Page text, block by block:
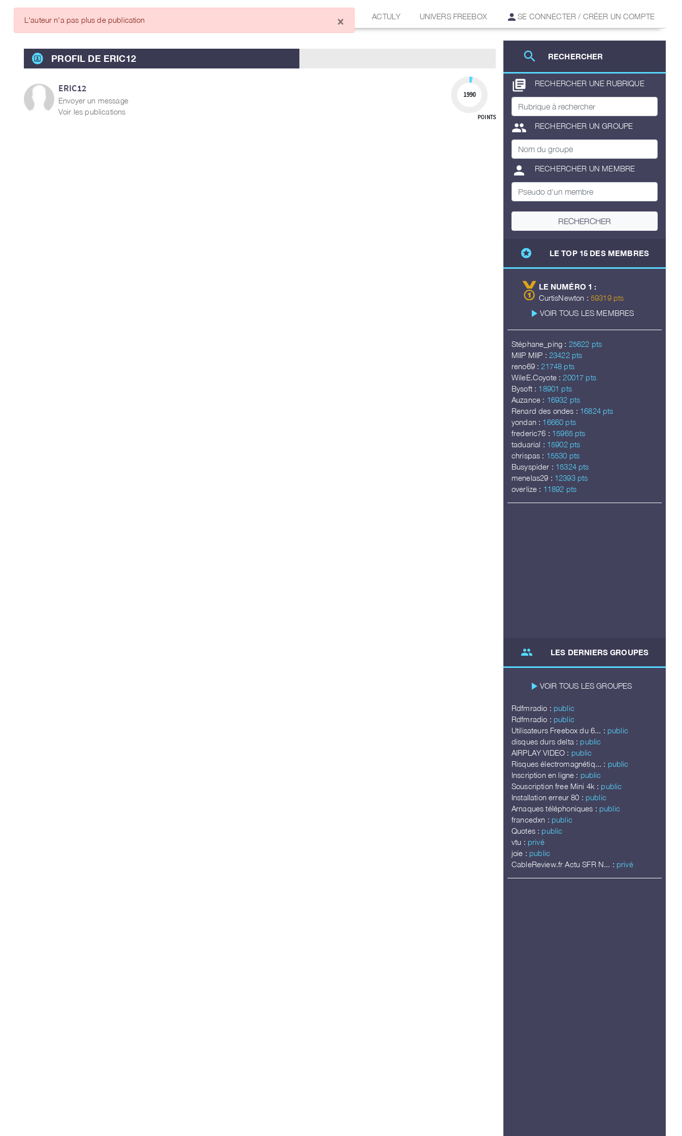
ARTICLES DES MEMBRES ACTULY UNIVERS FREEBOX SE CONNECTER / CRÉER UN COMPTE
search RECHERCHER
library_books RECHERCHER UNE RUBRIQUE
group RECHERCHER UN GROUPE
person RECHERCHER UN MEMBRE
RECHERCHER
stars LE TOP 15 DES MEMBRES
LE NUMÉRO 1 :
CurtisNewton : 59319 pts
play_arrow VOIR TOUS LES MEMBRES
Stéphane_ping : 25622 pts
MIIP MIIP : 23422 pts
reno69 : 21748 pts
WileE.Coyote : 20017 pts
Bysoft : 18901 pts
Auzance : 16932 pts
Renard des ondes : 16824 pts
yondan : 16660 pts
frederic76 : 15965 pts
taduarial : 15902 pts
chrispas : 15530 pts
Busyspider : 15324 pts
menelas29 : 12393 pts
overlize : 11892 pts
group LES DERNIERS GROUPES
play_arrow VOIR TOUS LES GROUPES
Rdfmradio : public
Rdfmradio : public
Utilisateurs Freebox du 6... : public
disques durs delta : public
AIRPLAY VIDEO : public
Risques électromagnétiq... : public
Inscription en ligne : public
Souscription free Mini 4k : public
Installation erreur 80 : public
Arnaques téléphoniques : public
francedxn : public
Quotes : public
vtu : privé
joie : public
CableReview.fr Actu SFR N... : privé
PROFIL DE ERIC12
ERIC12
Envoyer un message
Voir les publications
1990
POINTS
L'auteur n'a pas plus de publication ×